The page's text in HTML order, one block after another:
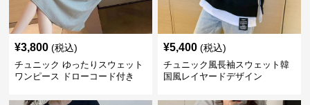
¥3,800 (税込)
チュニック ゆったりスウェット
ワンピース ドローコード付き
¥5,400 (税込)
チュニック風長袖スウェット韓
国風レイヤードデザイン